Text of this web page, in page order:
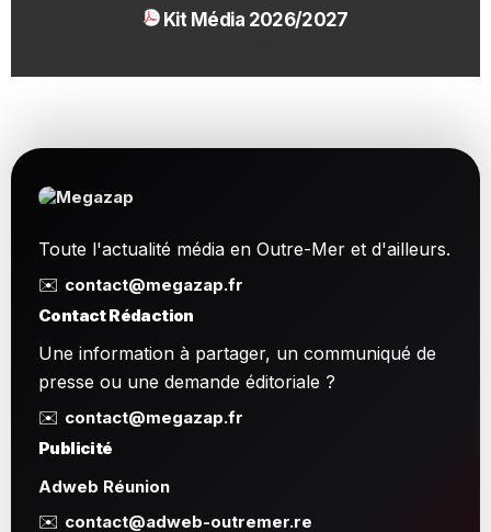
Kit Média 2026/2027
Toute l'actualité média en Outre-Mer et d'ailleurs.
✉️ contact@megazap.fr
Contact Rédaction
Une information à partager, un communiqué de
presse ou une demande éditoriale ?
✉️ contact@megazap.fr
Publicité
Adweb Réunion
✉️ contact@adweb-outremer.re